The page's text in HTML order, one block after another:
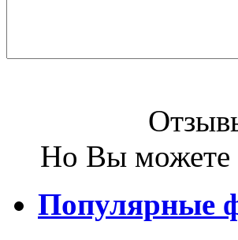
Но Вы можете
Популярные